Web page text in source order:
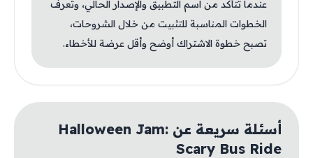
عندما تتأكد من اسم التطبيق والإصدار الحالي، وتعرف
الخطوات المناسبة للتثبيت من خلال الشروحات،
تصبح خطوة الاشتراك أوضح وأقل عرضة للأخطاء.
أسئلة سريعة عن Halloween Jam:
Scary Bus Ride